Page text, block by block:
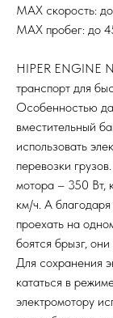
MAX скорость:
MAX пробег: до
HIPER ENGINE
транспорт для
Особенностью
вместительный
использовать
перевозки
мотора – 350 Вт,
км/ч. А
проехать на
боятся брызг,
Для сохранения
кататься в
электромотору